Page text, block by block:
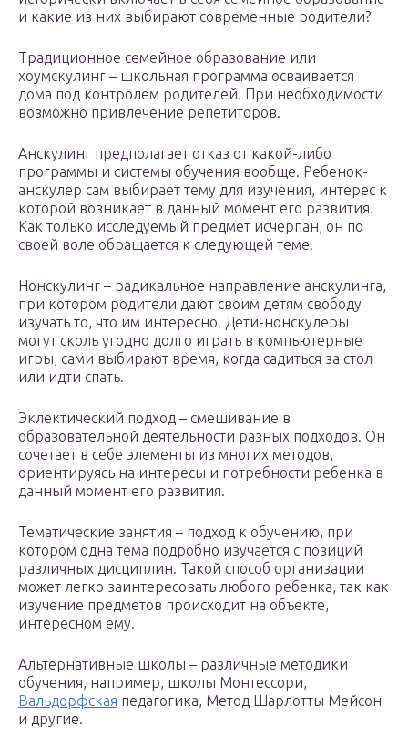
и какие из них выбирают современные родители?
Традиционное семейное образование или
хоумскулинг – школьная программа осваивается
дома под контролем родителей. При необходимости
возможно привлечение репетиторов.
Анскулинг предполагает отказ от какой-либо
программы и системы обучения вообще. Ребенок-
анскулер сам выбирает тему для изучения, интерес к
которой возникает в данный момент его развития.
Как только исследуемый предмет исчерпан, он по
своей воле обращается к следующей теме.
Нонскулинг – радикальное направление анскулинга,
при котором родители дают своим детям свободу
изучать то, что им интересно. Дети-нонскулеры
могут сколь угодно долго играть в компьютерные
игры, сами выбирают время, когда садиться за стол
или идти спать.
Эклектический подход – смешивание в
образовательной деятельности разных подходов. Он
сочетает в себе элементы из многих методов,
ориентируясь на интересы и потребности ребенка в
данный момент его развития.
Тематические занятия – подход к обучению, при
котором одна тема подробно изучается с позиций
различных дисциплин. Такой способ организации
может легко заинтересовать любого ребенка, так как
изучение предметов происходит на объекте,
интересном ему.
Альтернативные школы – различные методики
обучения, например, школы Монтессори,
Вальдорфская педагогика, Метод Шарлотты Мейсон
и другие.